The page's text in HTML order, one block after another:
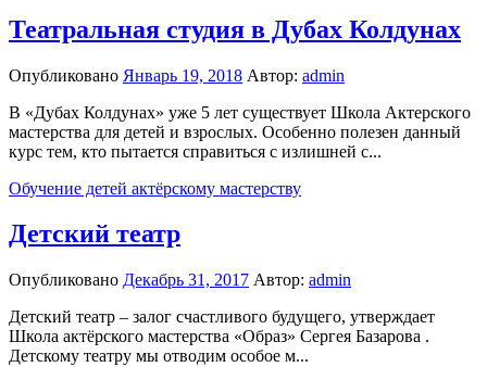
Театральная студия в Дубах Колдунах
Опубликовано Январь 19, 2018 Автор: admin
В «Дубах Колдунах» уже 5 лет существует Школа Актерского
мастерства для детей и взрослых. Особенно полезен данный
курс тем, кто пытается справиться с излишней с...
Обучение детей актёрскому мастерству
Детский театр
Опубликовано Декабрь 31, 2017 Автор: admin
Детский театр – залог счастливого будущего, утверждает
Школа актёрского мастерства «Образ» Сергея Базарова .
Детскому театру мы отводим особое м...